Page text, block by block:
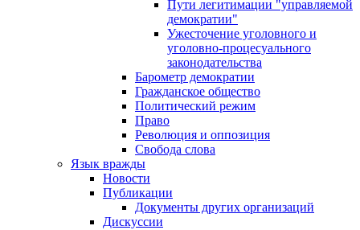
Пути легитимации "управляемой
демократии"
Ужесточение уголовного и
уголовно-процесуального
законодательства
Барометр демократии
Гражданское общество
Политический режим
Право
Революция и оппозиция
Свобода слова
Язык вражды
Новости
Публикации
Документы других организаций
Дискуссии